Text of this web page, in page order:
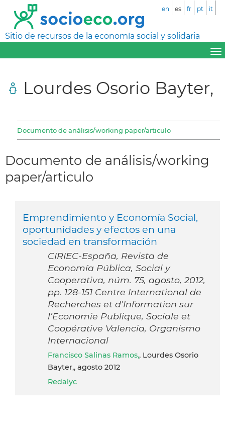
Sitio de recursos de la economía social y solidaria
en es fr pt it
Lourdes Osorio Bayter,
Documento de análisis/working paper/articulo
Documento de análisis/working
paper/articulo
Emprendimiento y Economía Social,
oportunidades y efectos en una
sociedad en transformación
CIRIEC-España, Revista de
Economía Pública, Social y
Cooperativa, núm. 75, agosto, 2012,
pp. 128-151 Centre International de
Recherches et d’Information sur
l’Economie Publique, Sociale et
Coopérative Valencia, Organismo
Internacional
Francisco Salinas Ramos,, Lourdes Osorio
Bayter,, agosto 2012
Redalyc